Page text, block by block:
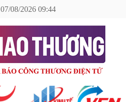
08/2026 09:44